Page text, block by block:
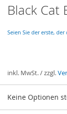
Zum
Anfang
Bildergalerie
Black Cat
Seien Sie der erste,
inkl. MwSt. / zzgl.
Produkte
-
Keine Optionen